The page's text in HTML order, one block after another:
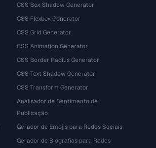
CSS Box Shadow Generator
CSS Flexbox Generator
CSS Grid Generator
CSS Animation Generator
CSS Border Radius Generator
CSS Text Shadow Generator
CSS Transform Generator
Analisador de Sentimento de
Publicação
Gerador de Emojis para Redes Sociais
Gerador de Biografias para Redes